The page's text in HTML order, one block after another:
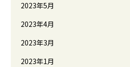
2023年5月
2023年4月
2023年3月
2023年1月